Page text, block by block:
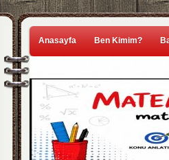
Anasayfa Ben Kimim?